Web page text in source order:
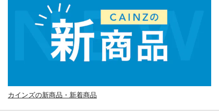
カインズの新商品・新着商品